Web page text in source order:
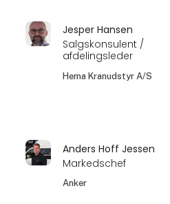
Jesper Hansen
Salgskonsulent /
afdelingsleder
Hema Kranudstyr A/S
Anders Hoff Jessen
Markedschef
Anker